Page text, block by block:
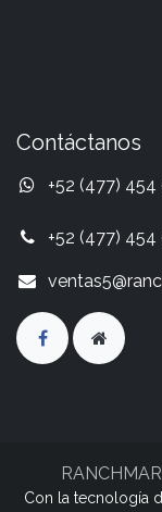
Contáctanos
+52 (477) 454
+52 (477) 454
Con la tecnología